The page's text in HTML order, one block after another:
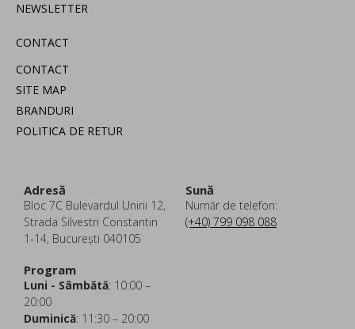
NEWSLETTER
CONTACT
CONTACT
SITE MAP
BRANDURI
POLITICA DE RETUR
Adresă
Bloc 7C Bulevardul Unirii 12,
Strada Silvestri Constantin
1-14, București 040105
Sună
Număr de telefon:
(+40) 799 098 088
Program
Luni - Sâmbătă: 10:00 –
20:00
Duminică: 11:30 – 20:00